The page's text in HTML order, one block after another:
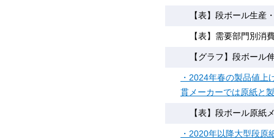
【表】段ボール生産
【表】需要部門別消
【グラフ】段ボール
・2024年春の製品値
貫メーカーでは原紙と
【表】段ボール原紙
・2020年以降大型段